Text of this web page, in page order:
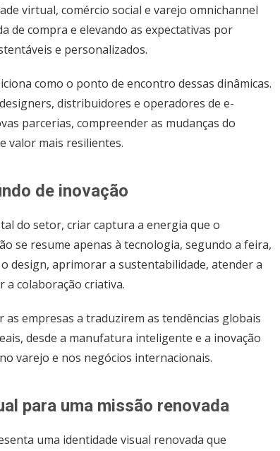
virtual, comércio social e varejo omnichannel
de compra e elevando as expectativas por
e personalizados.
como o ponto de encontro dessas dinâmicas.
distribuidores e operadores de e-
parcerias, compreender as mudanças do
valor mais resilientes.
de inovação
do setor, criar captura a energia que o
se resume apenas à tecnologia, segundo a feira,
design, aprimorar a sustentabilidade, atender a
a colaboração criativa.
as empresas a traduzirem as tendências globais
desde a manufatura inteligente e a inovação
varejo e nos negócios internacionais.
para uma missão renovada
uma identidade visual renovada que